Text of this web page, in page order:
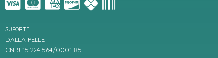
SUPORTE
DALLA PELLE
CNPJ 15.224.564/0001-85